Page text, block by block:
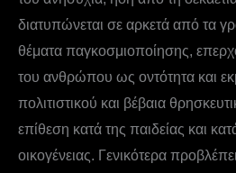
διατυπώνεται σε αρκετά από τα
θέματα παγκοσμιοποίησης,
του ανθρώπου ως οντότητα και
πολιτιστικού και βέβαια
επίθεση κατά της παιδείας και
οικογένειας. Γενικότερα